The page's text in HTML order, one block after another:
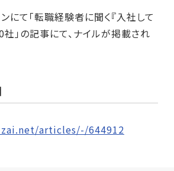
にて「転職経験者に聞く『入社して
社」の記事にて、ナイルが掲載され
articles/-/644912